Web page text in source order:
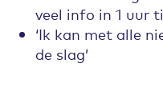
veel info in 1 uur
‘Ik kan met alle
de slag’